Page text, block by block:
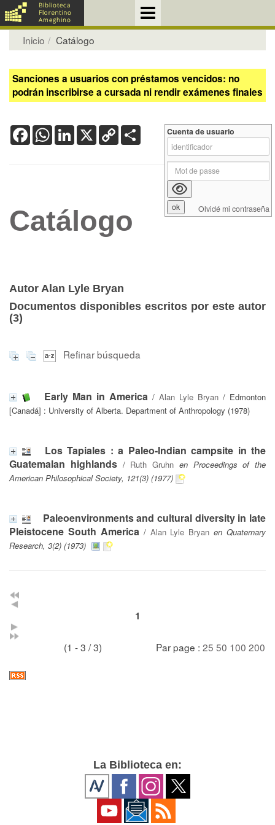
Inicio Catálogo
Sanciones a usuarios con préstamos vencidos: no
podrán inscribirse a cursada ni rendir exámenes finales
FacebookWhatsApp
LinkedIn
X Copy
Link
Catálogo
Autor Alan Lyle Bryan
Documentos disponibles escritos por este autor
(3)
Refinar búsqueda
Early Man in America / Alan Lyle Bryan / Edmonton
[Canadá] : University of Alberta. Department of Anthropology (1978)
Los Tapiales : a Paleo-Indian campsite in the
Guatemalan highlands/ Ruth Gruhn en Proceedings of the
American Philosophical Society, 121(3) (1977)
Paleoenvironments and cultural diversity in late
Pleistocene South America/ Alan Lyle Bryan en Quaternary
Research, 3(2) (1973)
1
(1 - 3 / 3) Par page : 25 50 100 200
Cuenta de usuario
Olvidé mi contraseña
La Biblioteca en: